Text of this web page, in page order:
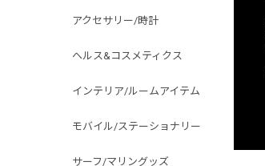
アクセサリー/時計
ヘルス&コスメティクス
インテリア/ルームアイテム
モバイル/ステーショナリー
サーフ/マリングッズ
THE DUFFER OF ST.GEORGE
プリントTシャツ